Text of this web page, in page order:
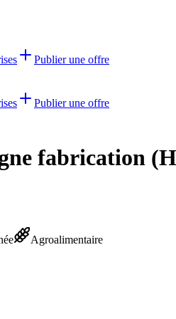
Publier une offre
Publier une offre
fabrication
Agroalimentaire